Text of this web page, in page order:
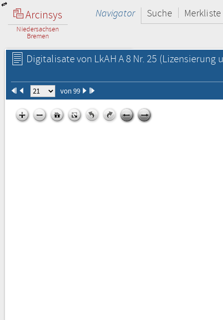
Arcinsys
Niedersachsen
Bremen
Navigator Suche Merkliste
Digitalisate von LkAH A 8 Nr. 25 (Lizensierung
von 99